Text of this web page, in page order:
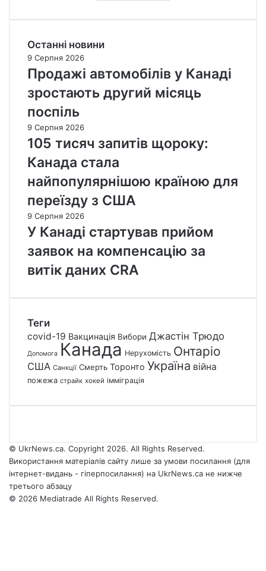
Останні новини
9 Серпня 2026
Продажі автомобілів у Канаді
зростають другий місяць
поспіль
9 Серпня 2026
105 тисяч запитів щороку:
Канада стала
найпопулярнішою країною для
переїзду з США
9 Серпня 2026
У Канаді стартував прийом
заявок на компенсацію за
витік даних CRA
Теги
covid-19 Вакцинація Вибори Джастін Трюдо
Допомога Канада Нерухомість Онтаріо
США Санкції Смерть Торонто Україна війна
пожежа страйк хокей імміграція
© UkrNews.ca. Copyright 2026. All Rights Reserved.
Використання матеріалів сайту лише за умови посилання (для
інтернет-видань - гіперпосилання) на UkrNews.ca не нижче
третього абзацу
© 2026 Mediatrade All Rights Reserved.